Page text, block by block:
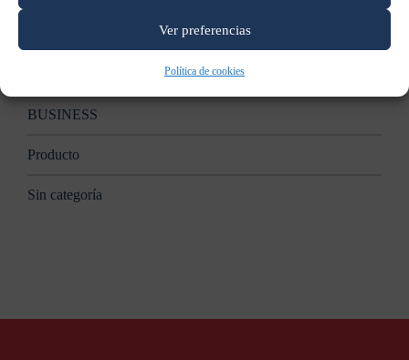
Ver preferencias
Política de cookies
BUSINESS
Producto
Sin categoría